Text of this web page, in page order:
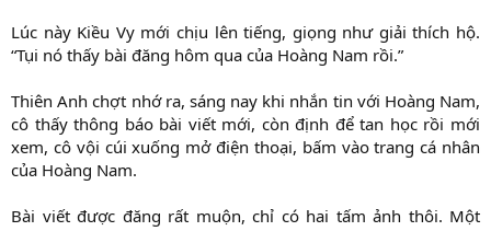
Lúc này Kiều Vy mới chịu lên tiếng, giọng như giải thích hộ.
“Tụi nó thấy bài đăng hôm qua của Hoàng Nam rồi.”
Thiên Anh chợt nhớ ra, sáng nay khi nhắn tin với Hoàng Nam,
cô thấy thông báo bài viết mới, còn định để tan học rồi mới
xem, cô vội cúi xuống mở điện thoại, bấm vào trang cá nhân
của Hoàng Nam.
Bài viết được đăng rất muộn, chỉ có hai tấm ảnh thôi. Một